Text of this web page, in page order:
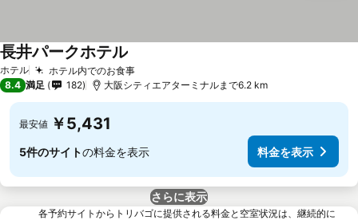
ホテル ホテル内でのお食事
長井パークホテル
8.4 満足 182 大阪シティエアターミナルまで6.2 km
最安値 ￥5,431
5件のサイトの料金を表示 料金を表示
さらに表示
各予約サイトからトリバゴに提供される料金と空室状況は、継続的に